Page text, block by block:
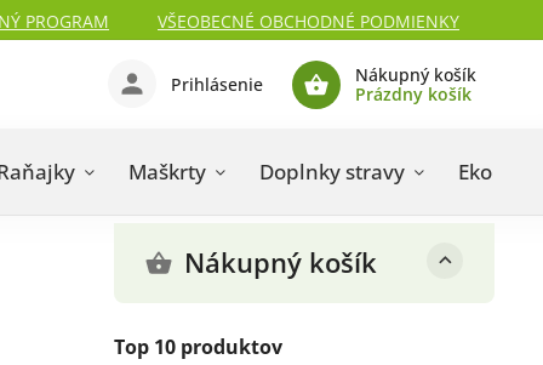
PROGRAM
VŠEOBECNÉ OBCHODNÉ PODMIENKY
Nákupný košík
Prázdny košík
Prihlásenie
Maškrty Doplnky stravy Eko
Nákupný košík
Top 10 produktov